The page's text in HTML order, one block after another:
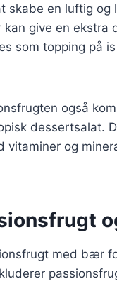
skabe en luftig
give en ekstra
som topping på
også
dessertsalat.
og
med bær